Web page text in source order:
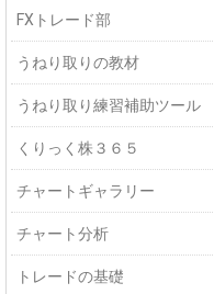
FXトレード部
うねり取りの教材
うねり取り練習補助ツール
くりっく株３６５
チャートギャラリー
チャート分析
トレードの基礎